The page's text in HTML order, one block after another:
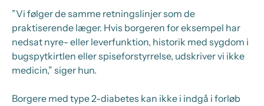
”Vi følger de samme retningslinjer som de
praktiserende læger. Hvis borgeren for eksempel har
nedsat nyre- eller leverfunktion, historik med sygdom i
bugspytkirtlen eller spiseforstyrrelse, udskriver vi ikke
medicin,” siger hun.
Borgere med type 2-diabetes kan ikke i indgå i forløb